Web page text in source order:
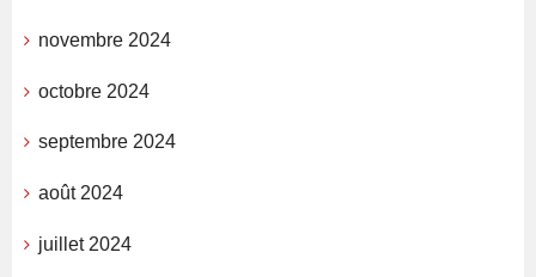
novembre 2024
octobre 2024
septembre 2024
août 2024
juillet 2024